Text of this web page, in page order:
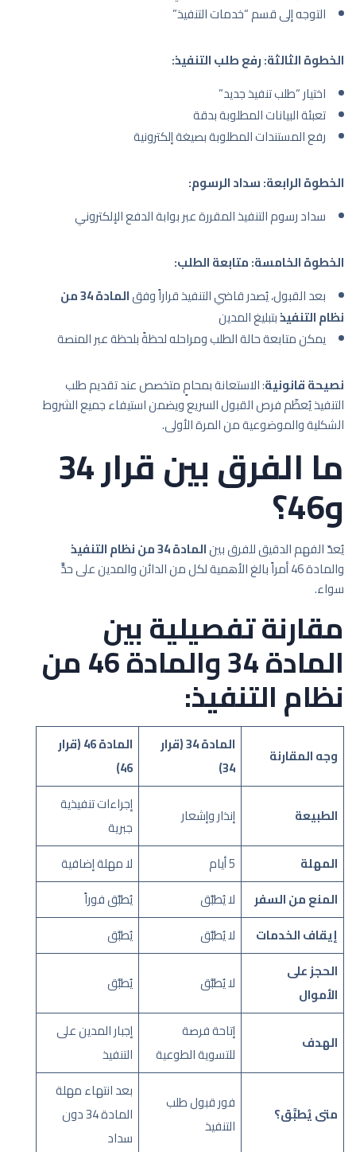
التوجه إلى قسم “خدمات التنفيذ”
الخطوة الثالثة: رفع طلب التنفيذ:
اختيار “طلب تنفيذ جديد”
تعبئة البيانات المطلوبة بدقة
رفع المستندات المطلوبة بصيغة إلكترونية
الخطوة الرابعة: سداد الرسوم:
سداد رسوم التنفيذ المقررة عبر بوابة الدفع الإلكتروني
الخطوة الخامسة: متابعة الطلب:
بعد القبول، يُصدر قاضي التنفيذ قراراً وفق
المادة 34 من
نظام التنفيذبتبليغ المدين
يمكن متابعة حالة الطلب ومراحله لحظةً بلحظة عبر المنصة
نصيحة قانونية: الاستعانة بمحامٍ متخصص عند تقديم طلب
التنفيذ يُعظّم فرص القبول السريع ويضمن استيفاء جميع الشروط
الشكلية والموضوعية من المرة الأولى.
ما الفرق بين قرار 34
و46؟
يُعدّ الفهم الدقيق للفرق بينالمادة 34 من نظام التنفيذ
والمادة 46 أمراً بالغ الأهمية لكل من الدائن والمدين على حدٍّ
سواء.
مقارنة تفصيلية بين
المادة 34 والمادة 46 من
نظام التنفيذ:
وجه المقارنة
المادة 34 (قرار
34)
المادة 46 (قرار
46)
الطبيعة إنذار وإشعار
إجراءات تنفيذية
جبرية
المهلة
5 أيام
لا مهلة إضافية
المنع من السفر
لا يُطبَّق
يُطبَّق فوراً
إيقاف الخدمات
لا يُطبَّق
يُطبَّق
الحجز على
الأموال
لا يُطبَّق يُطبَّق
الهدف
إتاحة فرصة
للتسوية الطوعية
إجبار المدين على
التنفيذ
متى يُطبَّق؟
فور قبول طلب
التنفيذ
بعد انتهاء مهلة
المادة 34 دون
سداد